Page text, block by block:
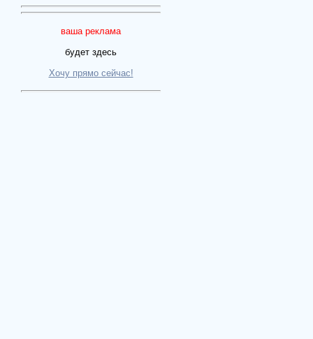
ваша реклама
будет здесь
Хочу прямо сейчас!